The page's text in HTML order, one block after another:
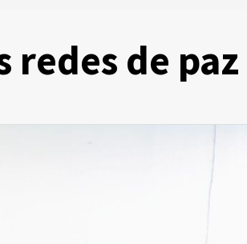
redes de paz